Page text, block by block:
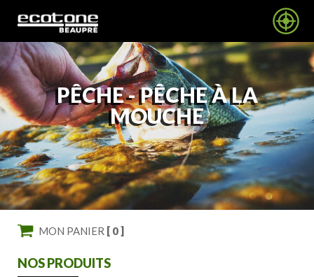
PÊCHE -PÊCHE À LA
MOUCHE
MON PANIER [ 0 ]
NOS PRODUITS